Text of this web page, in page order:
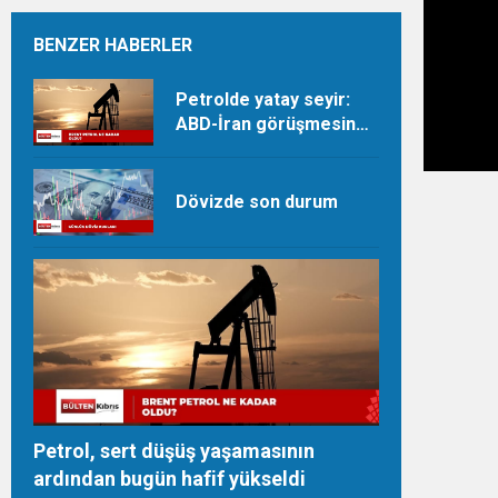
BENZER HABERLER
Petrolde yatay seyir:
ABD-İran görüşmesine
Dövizde son durum
Petrol, sert düşüş yaşamasının
ardından bugün hafif yükseldi